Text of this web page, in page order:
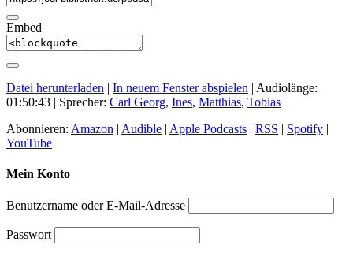
Embed
Datei herunterladen | In neuem Fenster abspielen | Audiolänge:
01:50:43 | Sprecher: Carl Georg, Ines, Matthias, Tobias
Abonnieren: Amazon | Audible | Apple Podcasts | RSS | Spotify |
YouTube
Mein Konto
Benutzername oder E-Mail-Adresse
Passwort